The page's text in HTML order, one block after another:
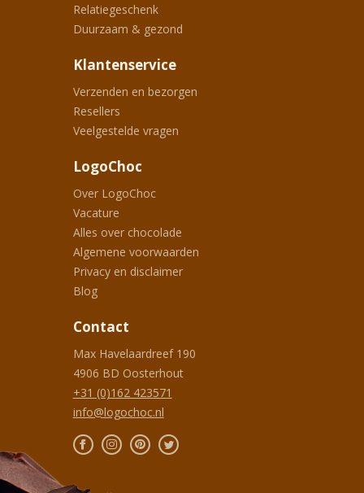
Relatiegeschenk
Duurzaam & gezond
Klantenservice
Verzenden en bezorgen
Resellers
Veelgestelde vragen
LogoChoc
Over LogoChoc
Vacature
Alles over chocolade
Algemene voorwaarden
Privacy en disclaimer
Blog
Contact
Max Havelaardreef 190
4906 BD Oosterhout
+31 (0)162 423571
info@logochoc.nl